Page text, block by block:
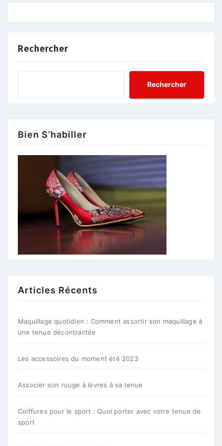
Rechercher
Rechercher
Bien S’habiller
Articles Récents
Maquillage quotidien : Comment assortir son maquillage à
une tenue décontractée
Les accessoires du moment été 2023
Associer son rouge à lèvres à sa tenue
Coiffures pour le sport : Quoi porter avec votre tenue de
sport